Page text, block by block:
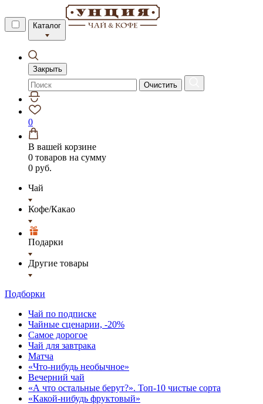
Каталог
Закрыть
Очистить
0
В вашей корзине
0 товаров на сумму
0 руб.
Чай
Кофе/Какао
Подарки
Другие товары
Подборки
Чай по подписке
Чайные сценарии, -20%
Самое дорогое
Чай для завтрака
Матча
«Что-нибудь необычное»
Вечерний чай
«А что остальные берут?». Топ-10 чистые сорта
«Какой-нибудь фруктовый»